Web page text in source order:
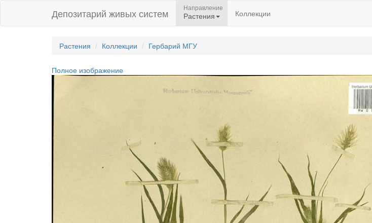
Депозитарий живых систем Направление
Растения Коллекции
Растения Коллекции Гербарий МГУ
Полное изображение